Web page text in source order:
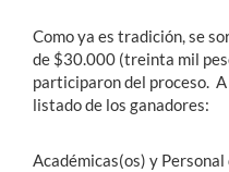
Como ya es tradición, se
de $30.000 (treinta mil
participaron del proceso.
listado de los ganadores:
Académicas(os) y